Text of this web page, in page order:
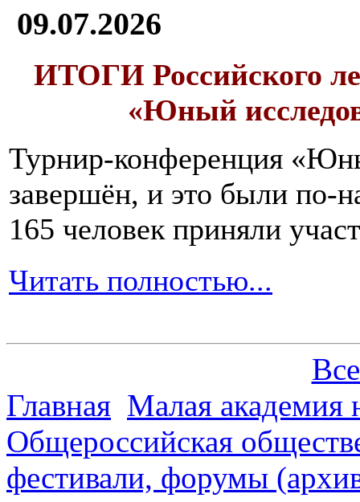
09.07.2026
ИТОГИ Российского
«Юный
Турнир-конференция
завершён, и это были по-
165 человек приняли
Читать полностью...
Главная Малая академия
Общероссийская
фестивали, форумы